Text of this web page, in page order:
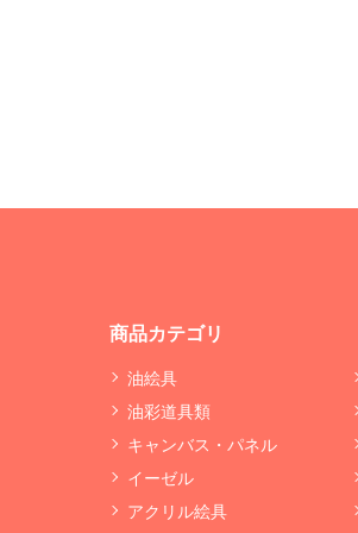
商品カテゴリ
油絵具
油彩道具類
キャンバス・パネル
イーゼル
アクリル絵具